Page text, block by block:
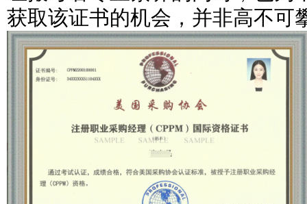
获取该证书的机会，并非高不可